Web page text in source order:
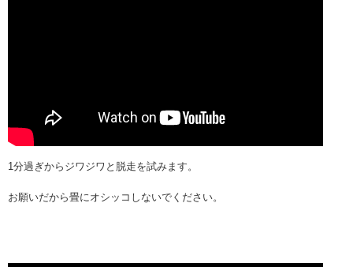
1分過ぎからジワジワと脱走を試みます。
お願いだから畳にオシッコしないでください。